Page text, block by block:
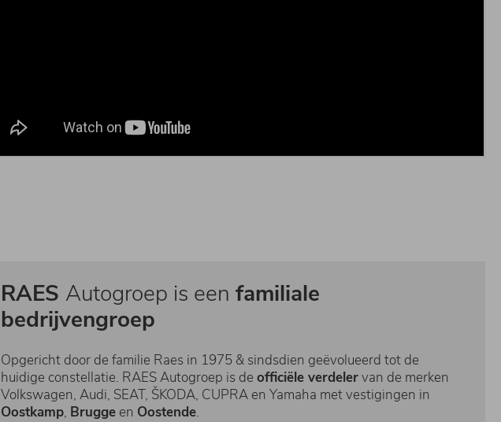
RAES Autogroep is een familiale
bedrijvengroep
Opgericht door de familie Raes in 1975 & sindsdien geëvolueerd tot de
huidige constellatie. RAES Autogroep is de officiële verdelervan de merken
Volkswagen, Audi, SEAT, ŠKODA, CUPRA en Yamaha met vestigingen in
Oostkamp, Brugge en Oostende.